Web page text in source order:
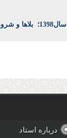
؛ بلاها و
درباره استاد